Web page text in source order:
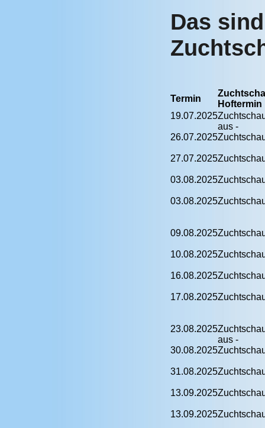
Das
Termin
Hoftermin
19.07.2025
aus -
26.07.2025
27.07.2025
03.08.2025
03.08.2025
09.08.2025
10.08.2025
16.08.2025
17.08.2025
23.08.2025
aus -
30.08.2025
31.08.2025
13.09.2025
13.09.2025